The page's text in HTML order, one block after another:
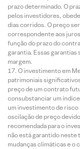
prazo determinado. O
pelos investidores,
dias corridos. O preço
correspondente aos
função do prazo do
garantia. Essas garantias
margem.
O investimento em
patrimoniais
preço de um contrato
consubstanciar um
um investimento de
oscilação de preço
recomendada para o
não está garantido neste
mudanças climáticas e o